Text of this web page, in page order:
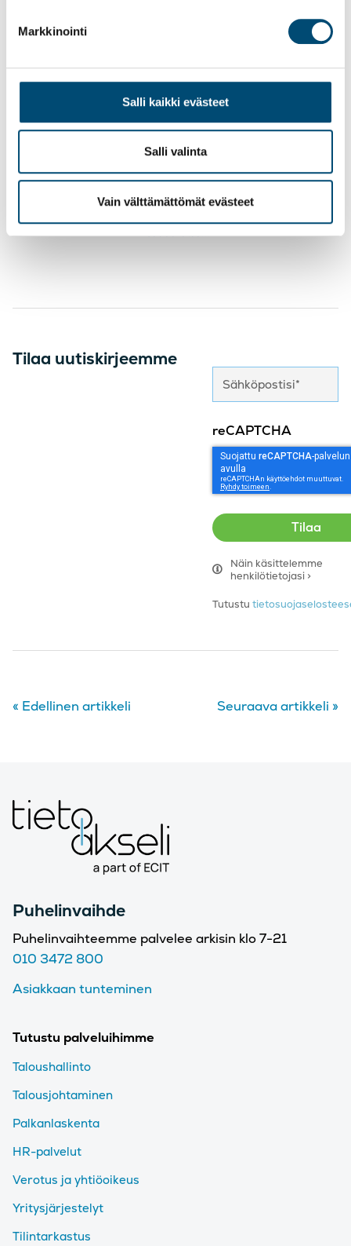
Markkinointi
Salli kaikki evästeet
Salli valinta
Vain välttämättömät evästeet
Tilaa uutiskirjeemme
reCAPTCHA
Näin käsittelemme
henkilötietojasi >
Tutustu
« Edellinen artikkeli Seuraava artikkeli »
Puhelinvaihde
Puhelinvaihteemme palvelee arkisin klo 7-21
010 3472 800
Asiakkaan tunteminen
Tutustu palveluihimme
Taloushallinto
Talousjohtaminen
Palkanlaskenta
HR-palvelut
Verotus ja yhtiöoikeus
Yritysjärjestelyt
Tilintarkastus